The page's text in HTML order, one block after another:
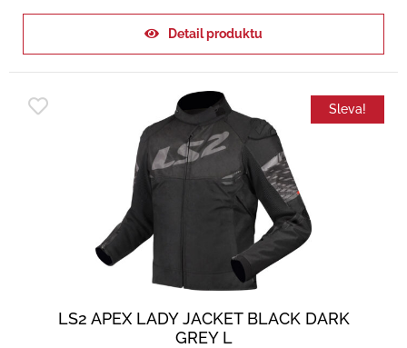
Detail produktu
Sleva!
LS2 APEX LADY JACKET BLACK DARK
GREY L